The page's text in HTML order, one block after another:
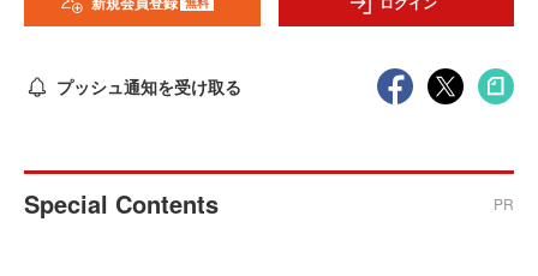
プッシュ通知を受け取る
Special Contents PR